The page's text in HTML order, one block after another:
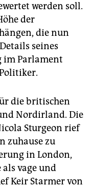
werden soll.
der
die nun
seines
im Parlament
die britischen
Nordirland. Die
Sturgeon rief
zuhause zu
in London,
vage und
Keir Starmer von